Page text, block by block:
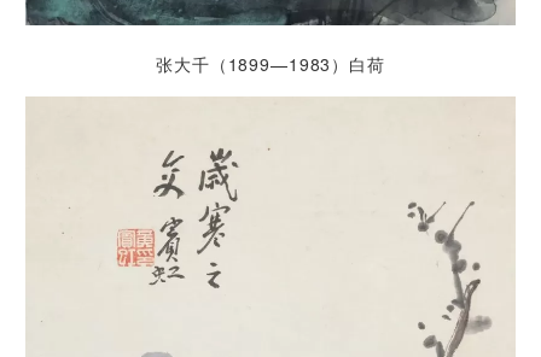
张大千（1899—1983）白荷